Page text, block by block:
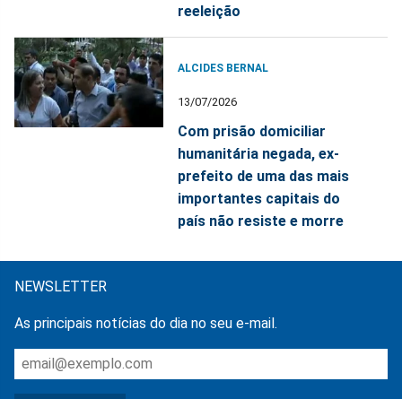
reeleição
ALCIDES BERNAL
13/07/2026
Com prisão domiciliar
humanitária negada, ex-
prefeito de uma das mais
importantes capitais do
país não resiste e morre
NEWSLETTER
As principais notícias do dia no seu e-mail.